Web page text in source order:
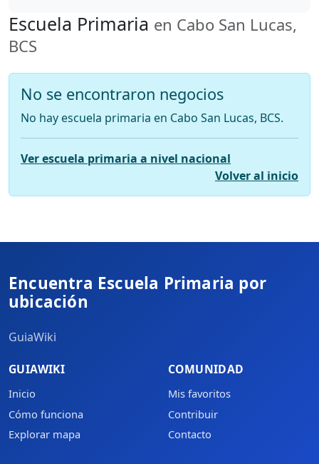
Escuela Primaria en Cabo San Lucas,
BCS
No se encontraron negocios
No hay escuela primaria en Cabo San Lucas, BCS.
Ver escuela primaria a nivel nacional
Volver al inicio
Encuentra Escuela Primaria por
ubicación
GuiaWiki
GUIAWIKI
Inicio
Cómo funciona
Explorar mapa
COMUNIDAD
Mis favoritos
Contribuir
Contacto